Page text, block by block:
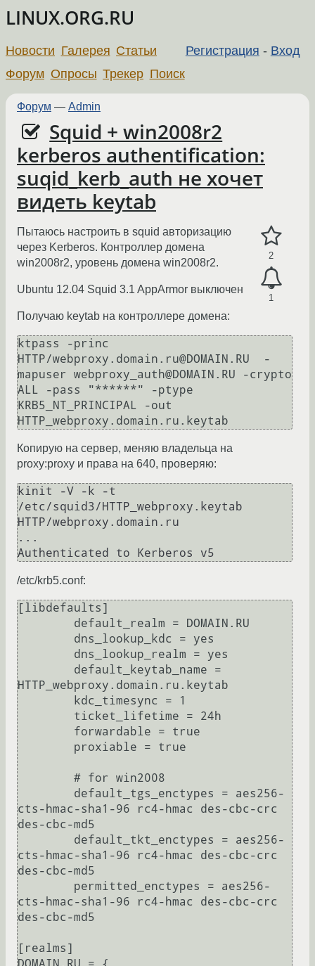
LINUX.ORG.RU
Регистрация - Вход
Новости Галерея Статьи
Форум Опросы Трекер Поиск
Форум — Admin
Squid + win2008r2
kerberos authentification:
suqid_kerb_auth не хочет
видеть keytab
2
1
Пытаюсь настроить в squid авторизацию
через Kerberos. Контроллер домена
win2008r2, уровень домена win2008r2.
Ubuntu 12.04 Squid 3.1 AppArmor выключен
Получаю keytab на контроллере домена:
ktpass -princ
HTTP/webproxy.domain.ru@DOMAIN.RU  -
mapuser webproxy_auth@DOMAIN.RU -crypto
ALL -pass "******" -ptype
KRB5_NT_PRINCIPAL -out
Копирую на сервер, меняю владельца на
proxy:proxy и права на 640, проверяю:
kinit -V -k -t
/etc/squid3/HTTP_webproxy.keytab
HTTP/webproxy.domain.ru
...
/etc/krb5.conf:
[libdefaults]
HTTP_webproxy.domain.ru.keytab
cts-hmac-sha1-96 rc4-hmac des-cbc-crc
des-cbc-md5
cts-hmac-sha1-96 rc4-hmac des-cbc-crc
des-cbc-md5
cts-hmac-sha1-96 rc4-hmac des-cbc-crc
des-cbc-md5
[realms]